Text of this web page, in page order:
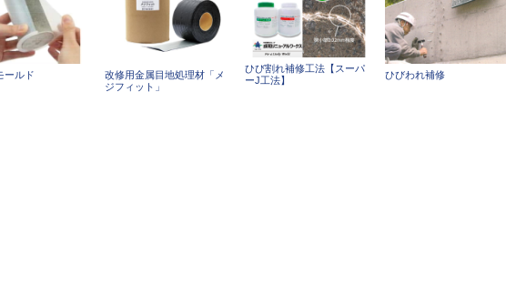
ールド
改修用金属目地処理材「メ
ジフィット」
ひび割れ補修工法【スーパ
ーJ工法】
ひびわれ補修